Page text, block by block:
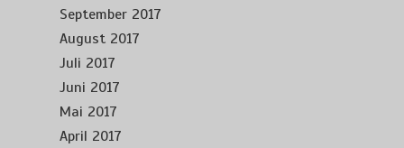
September 2017
August 2017
Juli 2017
Juni 2017
Mai 2017
April 2017